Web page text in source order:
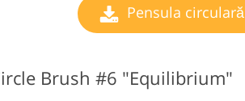
Pensula circulară
Brush #6 "Equilibrium"